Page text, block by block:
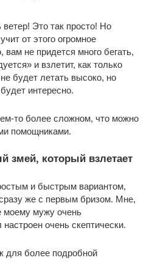
Это так просто! Но
от этого огромное
вам не придется много бегать,
и взлетит, как только
будет летать высоко, но
интересно.
то более сложном, что можно
помощниками.
змей, который взлетает
и быстрым вариантом,
же с первым бризом. Мне,
моему мужу очень
очень скептически.
для более подробной